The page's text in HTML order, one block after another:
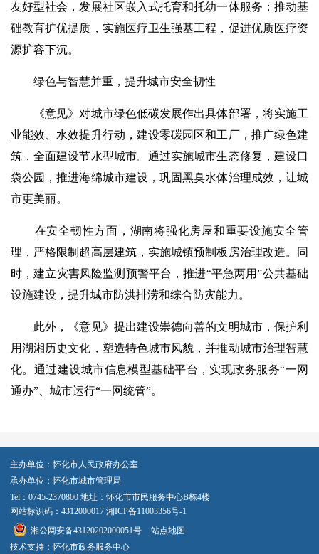
友好型社会，发展社区嵌入式托育和托幼一体服务；推动基
础教育扩优提质，实施医疗卫生强基工程，促进优质医疗资
源扩容下沉。
绿色与智慧并重，提升城市安全韧性
《意见》对城市绿色低碳发展作出具体部署，将实施工
业能效、水效提升行动，建设零碳园区和工厂，推广绿色建
筑，全面建设节水型城市。通过实施城市生态修复，建设口
袋公园，推进海绵城市建设，巩固黑臭水体治理成效，让城
市更美丽。
在安全韧性方面，湖南将强化房屋和重要设施安全管
理，严格限制超高层建筑，实施城镇预制板房治理改造。同
时，建立灾害风险监测预警平台，推进“平急两用”公共基础
设施建设，提升城市防洪排涝和综合防灾能力。
此外，《意见》提出建设崇德向善的文明城市，保护利
用湖湘历史文化，塑造特色城市风貌，并推动城市治理智慧
化。通过建设城市信息模型基础平台，实现政务服务“一网
通办”、城市运行“一网统管”。
主办单位：怀化市人民政府办公室
承办单位：怀化市城市管理局
Tel：0745-2370800 地址：怀化市市民服务中心B栋4楼
网站标识码：4312000017 湘ICP备11003356号-1
湘公网安备43120202000051号
站点地图
技术支持：怀化市政务服务中心